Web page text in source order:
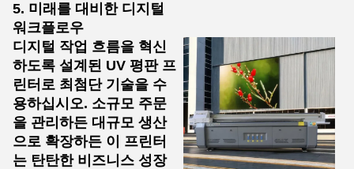
5. 미래를 대비한 디지털
워크플로우
디지털 작업 흐름을 혁신
하도록 설계된 UV 평판 프
린터로 최첨단 기술을 수
용하십시오. 소규모 주문
을 관리하든 대규모 생산
으로 확장하든 이 프린터
는 탄탄한 비즈니스 성장